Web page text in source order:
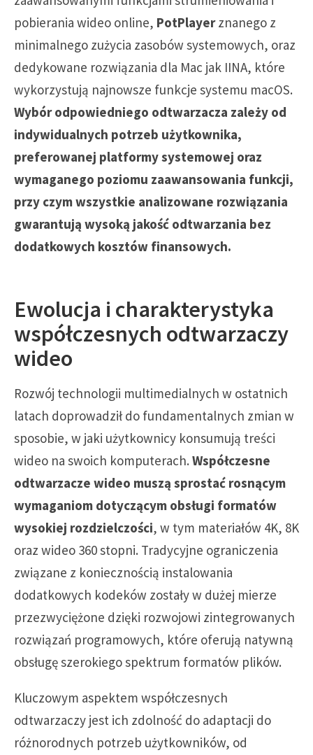
pobierania wideo online, PotPlayerznanego z
minimalnego zużycia zasobów systemowych, oraz
dedykowane rozwiązania dla Mac jak IINA, które
wykorzystują najnowsze funkcje systemu macOS.
Wybór odpowiedniego odtwarzacza zależy od
indywidualnych potrzeb użytkownika,
preferowanej platformy systemowej oraz
wymaganego poziomu zaawansowania funkcji,
przy czym wszystkie analizowane rozwiązania
gwarantują wysoką jakość odtwarzania bez
dodatkowych kosztów finansowych.
Ewolucja i charakterystyka
współczesnych odtwarzaczy
wideo
Rozwój technologii multimedialnych w ostatnich
latach doprowadził do fundamentalnych zmian w
sposobie, w jaki użytkownicy konsumują treści
wideo na swoich komputerach. Współczesne
odtwarzacze wideo muszą sprostać rosnącym
wymaganiom dotyczącym obsługi formatów
wysokiej rozdzielczości, w tym materiałów 4K, 8K
oraz wideo 360 stopni. Tradycyjne ograniczenia
związane z koniecznością instalowania
dodatkowych kodeków zostały w dużej mierze
przezwyciężone dzięki rozwojowi zintegrowanych
rozwiązań programowych, które oferują natywną
obsługę szerokiego spektrum formatów plików.
Kluczowym aspektem współczesnych
odtwarzaczy jest ich zdolność do adaptacji do
różnorodnych potrzeb użytkowników, od